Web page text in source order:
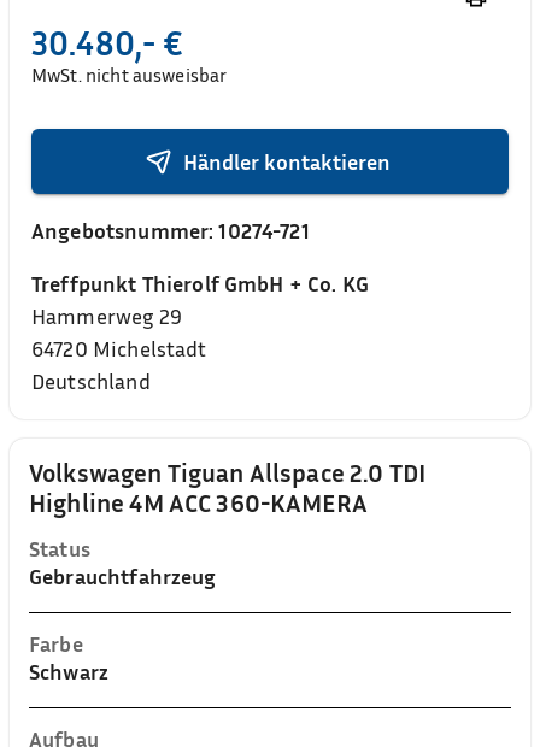
Volkswagen Tiguan Allspace 2.0 TDI
Highline 4M ACC 360-KAMERA
Status
Gebrauchtfahrzeug
Farbe
Schwarz
Aufbau
30.480,- €
MwSt. nicht ausweisbar
Händler kontaktieren
Angebotsnummer:10274-721
Treffpunkt Thierolf GmbH + Co. KG
Hammerweg 29
64720 Michelstadt
Deutschland